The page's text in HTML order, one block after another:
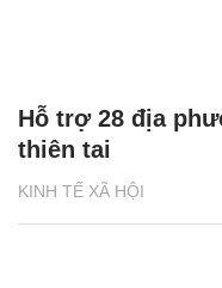
KINH TẾ XÃ HỘI
Hỗ trợ 28 địa
thiên tai